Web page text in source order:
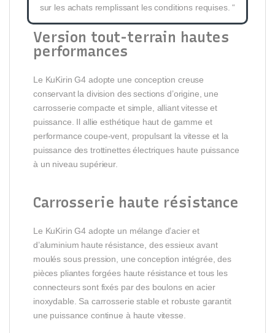
sur les achats remplissant les conditions requises. “
Version tout-terrain hautes
performances
Le KuKirin G4 adopte une conception creuse
conservant la division des sections d’origine, une
carrosserie compacte et simple, alliant vitesse et
puissance. Il allie esthétique haut de gamme et
performance coupe-vent, propulsant la vitesse et la
puissance des trottinettes électriques haute puissance
à un niveau supérieur.
Carrosserie haute résistance
Le KuKirin G4 adopte un mélange d’acier et
d’aluminium haute résistance, des essieux avant
moulés sous pression, une conception intégrée, des
pièces pliantes forgées haute résistance et tous les
connecteurs sont fixés par des boulons en acier
inoxydable. Sa carrosserie stable et robuste garantit
une puissance continue à haute vitesse.